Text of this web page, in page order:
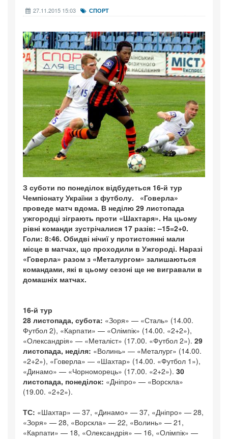
27.11.2015 15:03 СПОРТ
З суботи по понеділок відбудеться 16-й тур
Чемпіонату України з футболу. «Говерла»
проведе матч вдома. В неділю 29 листопада
ужгородці зіграють проти «Шахтаря». На цьому
рівні команди зустрічалися 17 разів: –15=2+0.
Голи: 8:46. Обидві нічиї у протистоянні мали
місце в матчах, що проходили в Ужгороді. Наразі
«Говерла» разом з «Металургом» залишаються
командами, які в цьому сезоні ще не вигравали в
домашніх матчах.
16-й тур
28 листопада, субота: «Зоря» — «Сталь» (14.00.
Футбол 2), «Карпати» — «Олімпік» (14.00. «2+2»),
«Олександрія» — «Металіст» (17.00. «Футбол 2»). 29
листопада, неділя: «Волинь» — «Металург» (14.00.
«2+2»), «Говерла» — «Шахтар» (14.00. «Футбол 1»),
«Динамо» — «Чорноморець» (17.00. «2+2»). 30
листопада, понеділок: «Дніпро» — «Ворскла»
(19.00. «2+2»).
ТС: «Шахтар» — 37, «Динамо» — 37, «Дніпро» — 28,
«Зоря» — 28, «Ворскла» — 22, «Волинь» — 21,
«Карпати» — 18, «Олександрія» — 16, «Олімпік» —